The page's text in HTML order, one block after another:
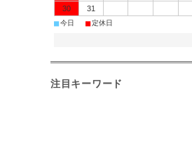
30
31
■今日 ■定休日
注目キーワード